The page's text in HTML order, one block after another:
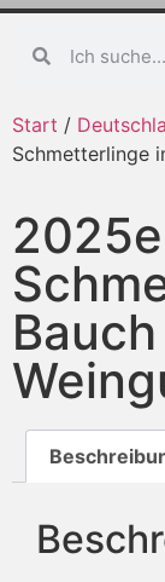
Start /
Schmetterlinge